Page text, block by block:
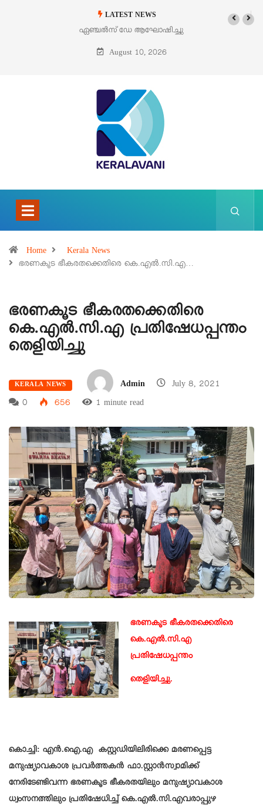
LATEST NEWS
ഏഞ്ചൽസ് ഡേ ആഘോഷിച്ചു ഓഗസ്റ്റ് 9 – വിശുദ്ധ തെരേസ
ബെനഡിക്ട ഓഫ് ദ ക്രോസ്
August 10, 2026
Home
Kerala News
ഭരണകൂട ഭീകരതക്കെതിരെ കെ.എൽ.സി.എ…
ഭരണകൂട ഭീകരതക്കെതിരെ
കെ.എൽ.സി.എ പ്രതിഷേധപ്പന്തം
തെളിയിച്ചു
KERALA NEWS Admin
July 8, 2021
0
656 1 minute read
ഭരണകൂട ഭീകരതക്കെതിരെ
കെ.എൽ.സി.എ
പ്രതിഷേധപ്പന്തം
തെളിയിച്ചു.
കൊച്ചി: എൻ.ഐ.എ കസ്റ്റഡിയിലിരിക്കെ മരണപ്പെട്ട
മനുഷ്യാവകാശ പ്രവർത്തകൻ ഫാ.സ്റ്റാൻസ്വാമിക്ക്
നേരിടേണ്ടിവന്ന ഭരണകൂട ഭീകരതയിലും മനുഷ്യാവകാശ
ധ്വംസനത്തിലും പ്രതിഷേധിച്ച് കെ.എൽ.സി.എവരാപ്പുഴ